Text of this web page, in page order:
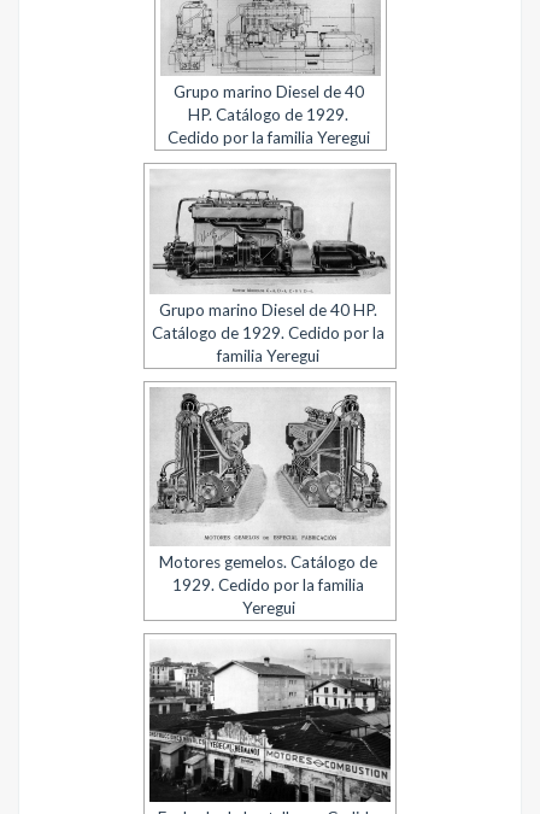
Grupo marino Diesel de 40
HP. Catálogo de 1929.
Cedido por la familia Yeregui
Grupo marino Diesel de 40 HP.
Catálogo de 1929. Cedido por la
familia Yeregui
Motores gemelos. Catálogo de
1929. Cedido por la familia
Yeregui